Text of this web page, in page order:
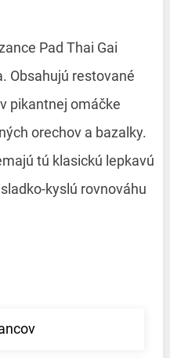
Pad Thai Gai
Obsahujú restované
pikantnej omáčke
orechov a bazalky.
tú klasickú lepkavú
kyslú rovnováhu